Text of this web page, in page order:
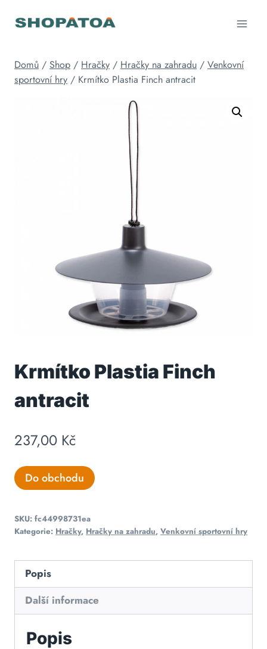
Domů / Shop / Hračky / Hračky na zahradu / Venkovní
sportovní hry / Krmítko Plastia Finch antracit
Krmítko Plastia Finch
antracit
237,00 Kč
Do obchodu
SKU: fc44998731ea
Kategorie: Hračky, Hračky na zahradu, Venkovní sportovní hry
Popis
Další informace
Popis